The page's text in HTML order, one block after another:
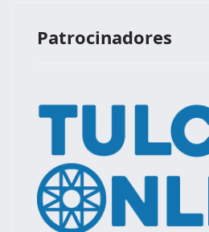
Patrocinadores